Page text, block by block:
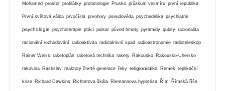
Mohamed prostor protilátky protistologie Prusko průzkum vesmíru první republika
První světová válka prvočísla prvohory pseudověda psychedelika psychiatrie
psychologie psychoterapie ptáci pulsar původ hmoty pyramidy qubity racionalita
racionální rozhodování radioaktivita radioaktivní spad radioastronomie radioteleskop
Rainer Weiss raketoplán raketová technika rakety Rakousko Rakousko-Uhersko
rakovina Rastislav reaktory čtvrté generace řeky religionistika Remek replikační
krize Richard Dawkins Richterova škála Riemannova hypotéza Řím Římská říše